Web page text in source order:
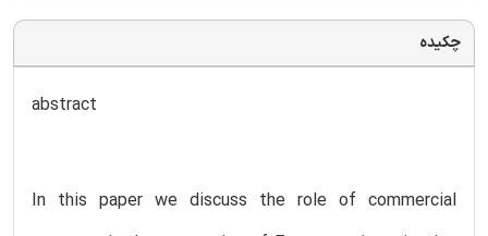
چکیده
abstract
In this paper we discuss the role of commercial